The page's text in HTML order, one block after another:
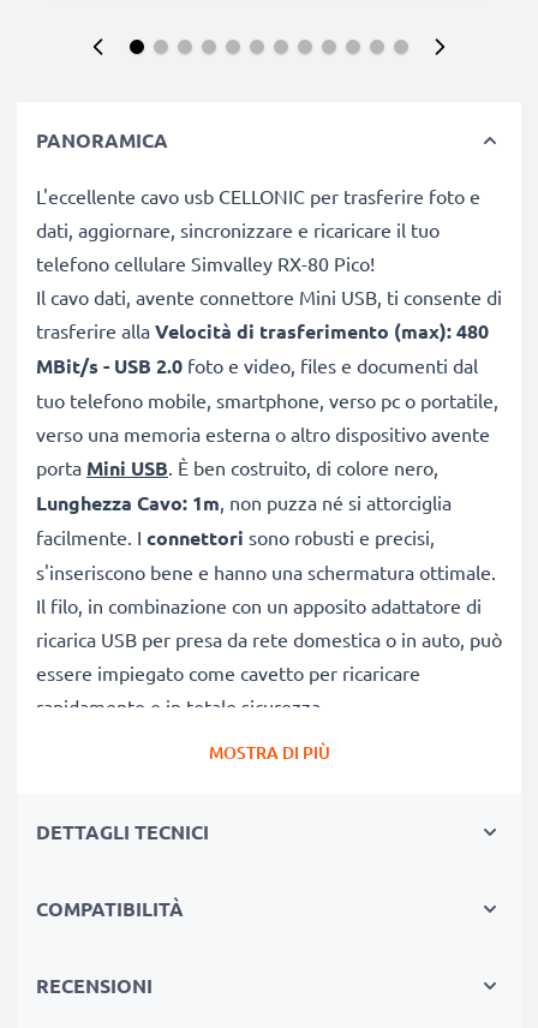
PANORAMICA
L'eccellente cavo usb CELLONIC per trasferire foto e
dati, aggiornare, sincronizzare e ricaricare il tuo
telefono cellulare Simvalley RX-80 Pico!
Il cavo dati, avente connettore Mini USB, ti consente di
trasferire alla Velocità di trasferimento (max): 480
MBit/s - USB 2.0 foto e video, files e documenti dal
tuo telefono mobile, smartphone, verso pc o portatile,
verso una memoria esterna o altro dispositivo avente
porta Mini USB. È ben costruito, di colore nero,
Lunghezza Cavo: 1m, non puzza né si attorciglia
facilmente. I connettori sono robusti e precisi,
s'inseriscono bene e hanno una schermatura ottimale.
Il filo, in combinazione con un apposito adattatore di
ricarica USB per presa da rete domestica o in auto, può
essere impiegato come cavetto per ricaricare
rapidamente e in totale sicurezza.
★per scaricare etrasferire foto
, video e documenti
★ sincronizzare,aggiornare
software o scaricare dal
★ offre unaVelocità di trasferimento (max)
MOSTRA DI PIÙ
DETTAGLI TECNICI
COMPATIBILITÀ
RECENSIONI